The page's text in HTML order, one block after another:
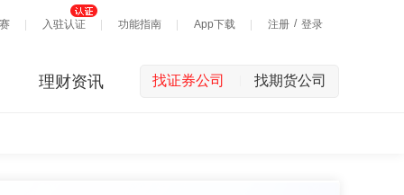
入驻认证 功能指南 App下载 注册 / 登录
理财资讯 找证券公司 找期货公司